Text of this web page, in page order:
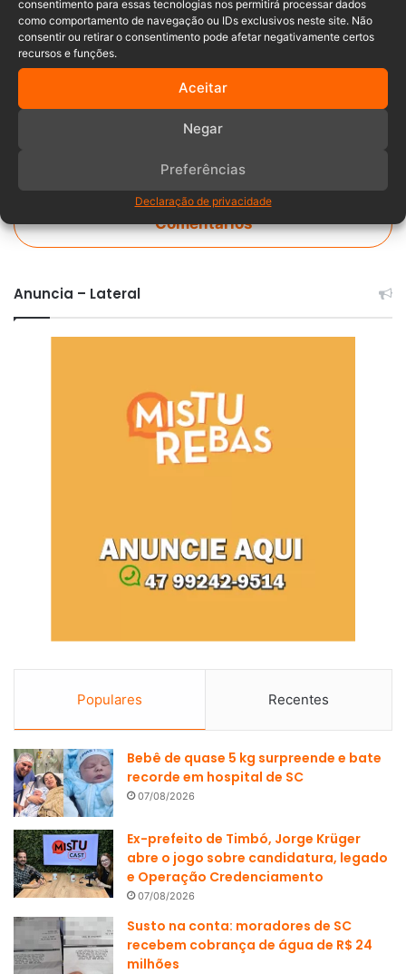
consentimento para essas tecnologias nos permitirá processar dados
como comportamento de navegação ou IDs exclusivos neste site. Não
consentir ou retirar o consentimento pode afetar negativamente certos
recursos e funções.
Aceitar
Negar
Preferências
Declaração de privacidade
Bombeiros Voluntários Donna Emma
Presidente Getúlio
Comentários
Anuncia – Lateral
Populares Recentes
Bebê de quase 5 kg surpreende e bate
recorde em hospital de SC
07/08/2026
Ex-prefeito de Timbó, Jorge Krüger
abre o jogo sobre candidatura, legado
e Operação Credenciamento
07/08/2026
Susto na conta: moradores de SC
recebem cobrança de água de R$ 24
milhões